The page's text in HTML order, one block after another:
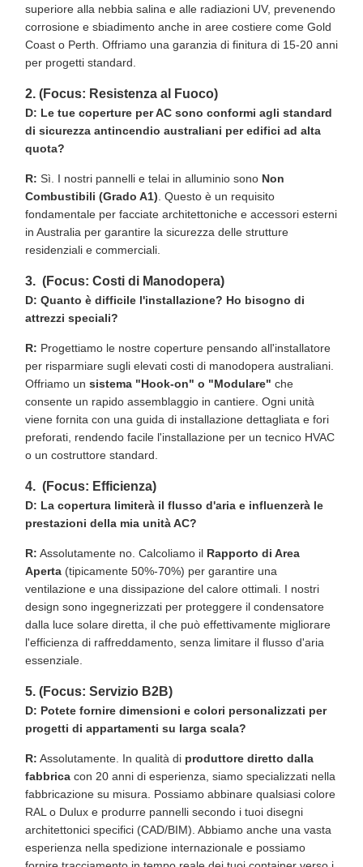
superiore alla nebbia salina e alle radiazioni UV, prevenendo
corrosione e sbiadimento anche in aree costiere come Gold
Coast o Perth. Offriamo una garanzia di finitura di 15-20 anni
per progetti standard.
2. (Focus: Resistenza al Fuoco)
D: Le tue coperture per AC sono conformi agli standard
di sicurezza antincendio australiani per edifici ad alta
quota?
R: Sì. I nostri pannelli e telai in alluminio sono Non
Combustibili (Grado A1). Questo è un requisito
fondamentale per facciate architettoniche e accessori esterni
in Australia per garantire la sicurezza delle strutture
residenziali e commerciali.
3. (Focus: Costi di Manodopera)
D: Quanto è difficile l'installazione? Ho bisogno di
attrezzi speciali?
R: Progettiamo le nostre coperture pensando all'installatore
per risparmiare sugli elevati costi di manodopera australiani.
Offriamo un sistema "Hook-on" o "Modulare" che
consente un rapido assemblaggio in cantiere. Ogni unità
viene fornita con una guida di installazione dettagliata e fori
preforati, rendendo facile l'installazione per un tecnico HVAC
o un costruttore standard.
4. (Focus: Efficienza)
D: La copertura limiterà il flusso d'aria e influenzerà le
prestazioni della mia unità AC?
R: Assolutamente no. Calcoliamo il Rapporto di Area
Aperta (tipicamente 50%-70%) per garantire una
ventilazione e una dissipazione del calore ottimali. I nostri
design sono ingegnerizzati per proteggere il condensatore
dalla luce solare diretta, il che può effettivamente migliorare
l'efficienza di raffreddamento, senza limitare il flusso d'aria
essenziale.
5. (Focus: Servizio B2B)
D: Potete fornire dimensioni e colori personalizzati per
progetti di appartamenti su larga scala?
R: Assolutamente. In qualità di produttore diretto dalla
fabbrica con 20 anni di esperienza, siamo specializzati nella
fabbricazione su misura. Possiamo abbinare qualsiasi colore
RAL o Dulux e produrre pannelli secondo i tuoi disegni
architettonici specifici (CAD/BIM). Abbiamo anche una vasta
esperienza nella spedizione internazionale e possiamo